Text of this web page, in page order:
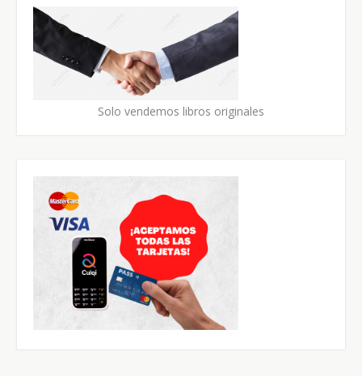
Solo vendemos libros originales